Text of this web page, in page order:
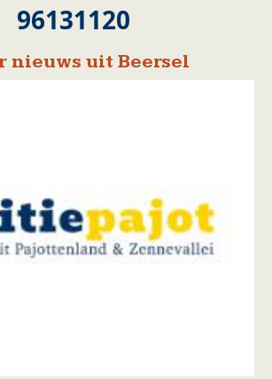
96131120
nieuws uit Beersel